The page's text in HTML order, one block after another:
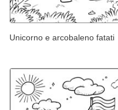
Unicorno e arcobaleno fatati